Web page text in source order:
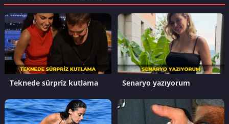
Teknede sürpriz kutlama Senaryo yazıyorum